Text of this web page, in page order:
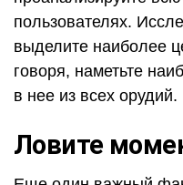
пользователях.
выделите наиболее
говоря, наметьте
в нее из всех орудий.
Ловите